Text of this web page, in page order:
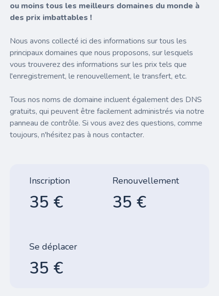
ou moins tous les meilleurs domaines du monde à
des prix imbattables !
Nous avons collecté ici des informations sur tous les
principaux domaines que nous proposons, sur lesquels
vous trouverez des informations sur les prix tels que
l'enregistrement, le renouvellement, le transfert, etc.
Tous nos noms de domaine incluent également des DNS
gratuits, qui peuvent être facilement administrés via notre
panneau de contrôle. Si vous avez des questions, comme
toujours, n'hésitez pas à nous contacter.
Inscription
35 €
Renouvellement
35 €
Se déplacer
35 €